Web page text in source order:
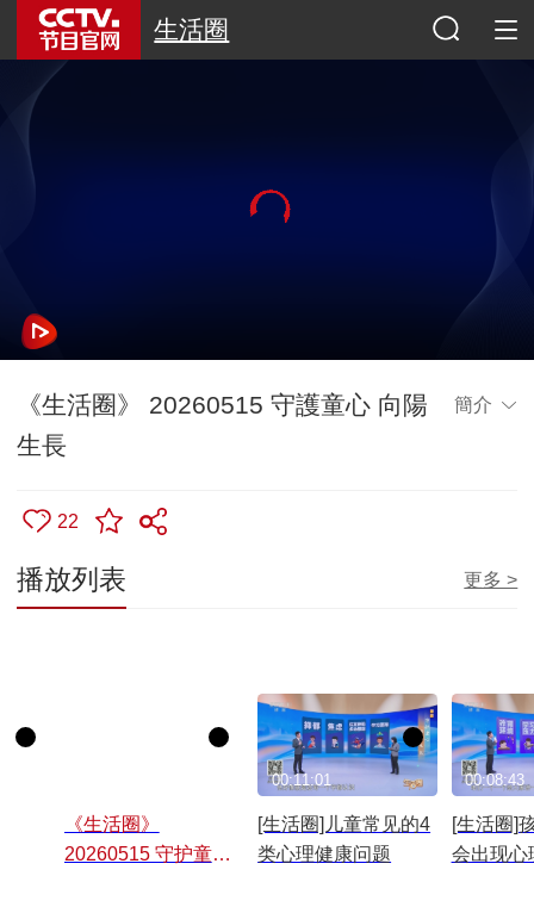
生活圈
《生活圈》 20260515 守護童心 向陽
生長
簡介
22
播放列表 更多 >
《生活圈》
20260515 守护童心
[生活圈]儿童常见的4
类心理健康问题
00:11:01
[生活圈]
会出现心
00:08:43